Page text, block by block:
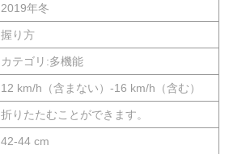
2019年冬
握り方
カテゴリ:多機能
12 km/h（含まない）-16 km/h（含む）
折りたたむことができます。
42-44 cm